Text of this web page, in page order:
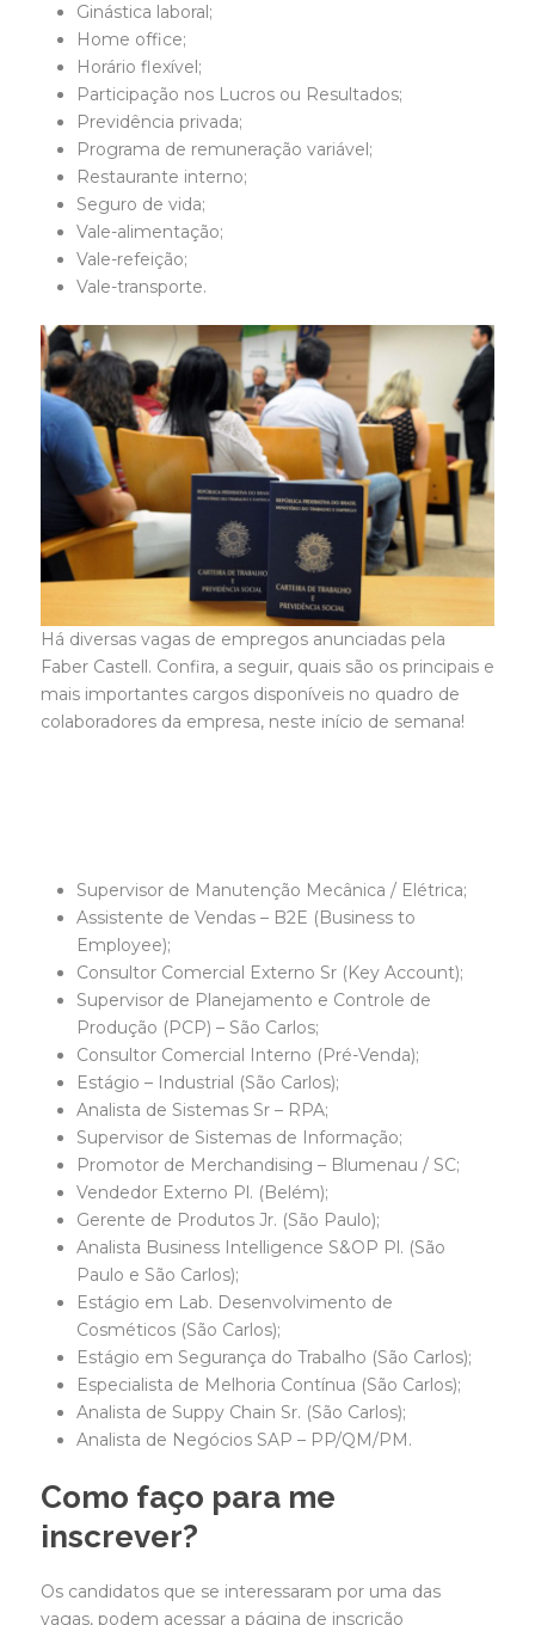
Ginástica laboral;
Home office;
Horário flexível;
Participação nos Lucros ou Resultados;
Previdência privada;
Programa de remuneração variável;
Restaurante interno;
Seguro de vida;
Vale-alimentação;
Vale-refeição;
Vale-transporte.
Há diversas vagas de empregos anunciadas pela
Faber Castell. Confira, a seguir, quais são os principais e
mais importantes cargos disponíveis no quadro de
colaboradores da empresa, neste início de semana!
Supervisor de Manutenção Mecânica / Elétrica;
Assistente de Vendas – B2E (Business to
Employee);
Consultor Comercial Externo Sr (Key Account);
Supervisor de Planejamento e Controle de
Produção (PCP) – São Carlos;
Consultor Comercial Interno (Pré-Venda);
Estágio – Industrial (São Carlos);
Analista de Sistemas Sr – RPA;
Supervisor de Sistemas de Informação;
Promotor de Merchandising – Blumenau / SC;
Vendedor Externo Pl. (Belém);
Gerente de Produtos Jr. (São Paulo);
Analista Business Intelligence S&OP Pl. (São
Paulo e São Carlos);
Estágio em Lab. Desenvolvimento de
Cosméticos (São Carlos);
Estágio em Segurança do Trabalho (São Carlos);
Especialista de Melhoria Contínua (São Carlos);
Analista de Suppy Chain Sr. (São Carlos);
Analista de Negócios SAP – PP/QM/PM.
Como faço para me
inscrever?
Os candidatos que se interessaram por uma das
vagas, podem acessar a página de inscrição